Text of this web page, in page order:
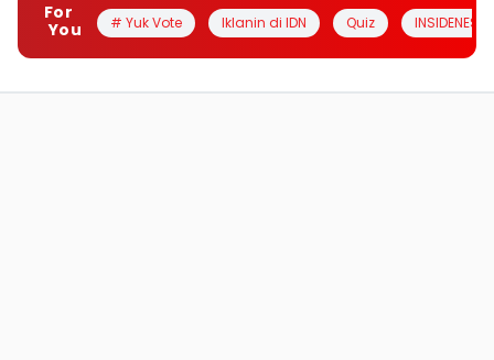
For
You
# Yuk Vote Iklanin di IDN Quiz INSIDENESIA